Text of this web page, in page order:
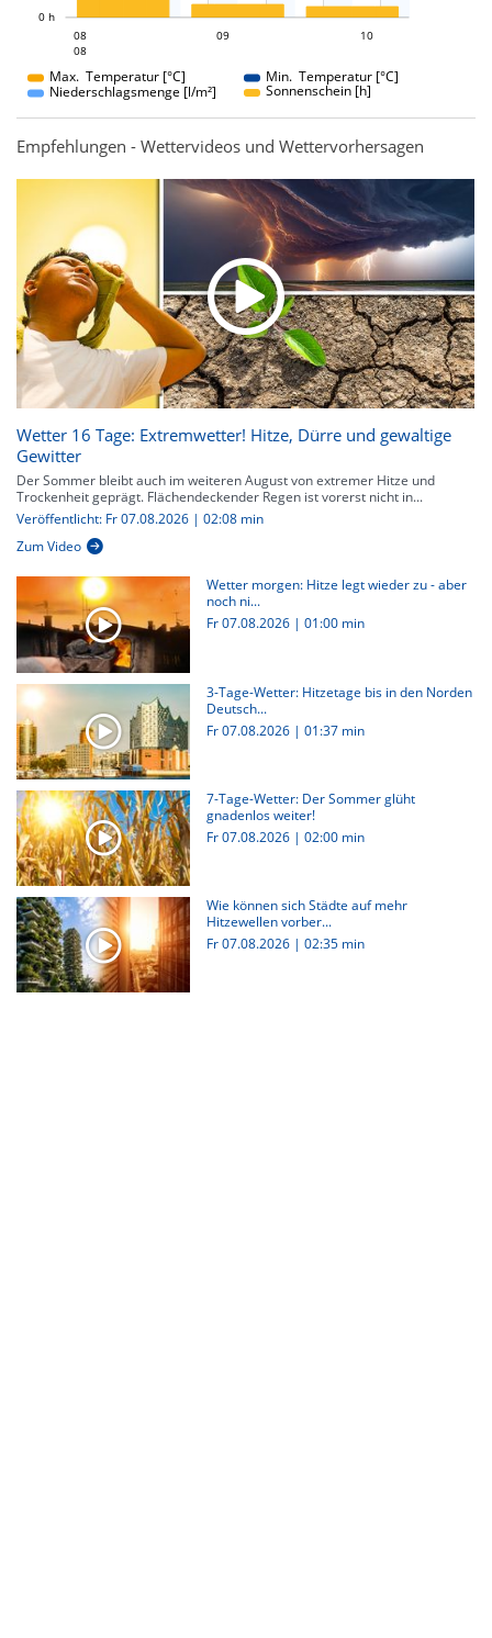
0 h
08
08
09 10
Max. Temperatur [°C]
Min. Temperatur [°C]
Niederschlagsmenge [l/m²]
Sonnenschein [h]
Empfehlungen - Wettervideos und Wettervorhersagen
Wetter 16 Tage: Extremwetter! Hitze, Dürre und gewaltige
Gewitter
Der Sommer bleibt auch im weiteren August von extremer Hitze und
Trockenheit geprägt. Flächendeckender Regen ist vorerst nicht in...
Veröffentlicht: Fr 07.08.2026 | 02:08 min
Zum Video
Wetter morgen: Hitze legt wieder zu - aber
noch ni...
Fr 07.08.2026 | 01:00 min
3-Tage-Wetter: Hitzetage bis in den Norden
Deutsch...
Fr 07.08.2026 | 01:37 min
7-Tage-Wetter: Der Sommer glüht
gnadenlos weiter!
Fr 07.08.2026 | 02:00 min
Wie können sich Städte auf mehr
Hitzewellen vorber...
Fr 07.08.2026 | 02:35 min